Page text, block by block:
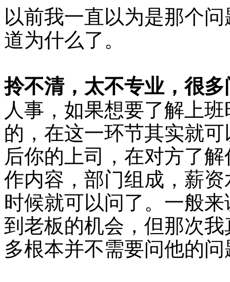
以前我一直以为是那个
道为什么了。
拎不清，太不专业，很
人事，如果想要了解上
的，在这一环节其实就
后你的上司，在对方了
作内容，部门组成，薪
时候就可以问了。一般
到老板的机会，但那次
多根本并不需要问他的